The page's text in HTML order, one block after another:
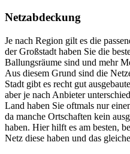
Netzabdeckung
Je nach Region gilt es die
der Großstadt haben Sie die
Ballungsräume sind und mehr
Aus diesem Grund sind die
Stadt gibt es recht gut
aber je nach Anbieter
Land haben Sie oftmals nur
da manche Ortschaften kein
haben. Hier hilft es am besten,
Netz diese haben und das